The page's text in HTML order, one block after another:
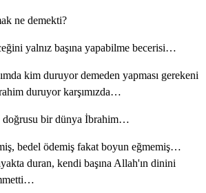
ne demekti?
yalnız başına yapabilme becerisi…
kim duruyor demeden yapması gerekeni
duruyor karşımızda…
doğrusu bir dünya İbrahim…
bedel ödemiş fakat boyun eğmemiş…
duran, kendi başına Allah'ın dinini